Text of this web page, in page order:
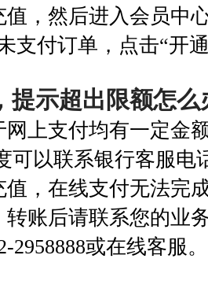
，然后进入会员中
支付订单，点击“开
提示超出限额怎么
网上支付均有一定金
可以联系银行客服电
，在线支付无法完
账后请联系您的业
2958888或在线客服。